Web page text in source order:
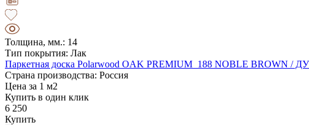
Толщина, мм.: 14
Тип покрытия: Лак
Паркетная доска Polarwood OAK PREMIUM 188 NOBLE
Страна производства: Россия
Цена за 1 м2
Купить в один клик
6 250
Купить